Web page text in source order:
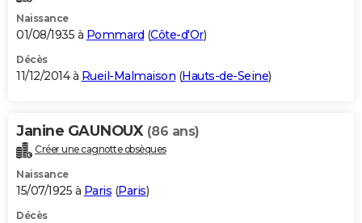
Naissance
01/08/1935 à Pommard (Côte-d'Or)
Décès
11/12/2014 à Rueil-Malmaison (Hauts-de-Seine)
Janine GAUNOUX (86 ans)
Créer une cagnotte obsèques
Naissance
15/07/1925 à Paris (Paris)
Décès